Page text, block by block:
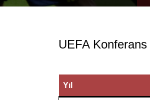
UEFA Konferans
Yıl